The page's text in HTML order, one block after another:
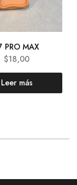
PRO MAX
$18,00
Leer más